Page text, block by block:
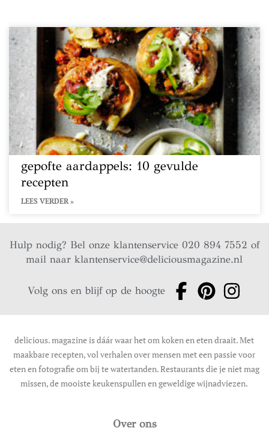
gepofte aardappels: 10 gevulde
recepten
LEES VERDER »
Hulp nodig? Bel onze klantenservice 020 894 7552 of
mail naarklantenservice@deliciousmagazine.nl
Volg ons en blijf op de hoogte
delicious. magazine is dáár waar het om koken en eten draait. Met
maakbare recepten, vol verhalen over mensen met een passie voor
eten en fotografie om bij te watertanden. Restaurants die je niet mag
missen, de mooiste keukenspullen en geweldige wijnadviezen.
Over ons